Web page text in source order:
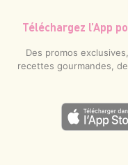
Téléchargez l’App
Des promos
recettes gourmandes,